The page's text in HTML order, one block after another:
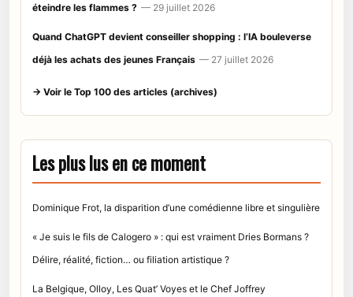
éteindre les flammes ? — 29 juillet 2026
Quand ChatGPT devient conseiller shopping : l’IA bouleverse
déjà les achats des jeunes Français — 27 juillet 2026
→ Voir le Top 100 des articles (archives)
Les plus lus en ce moment
Dominique Frot, la disparition d’une comédienne libre et singulière
« Je suis le fils de Calogero » : qui est vraiment Dries Bormans ?
Délire, réalité, fiction… ou filiation artistique ?
La Belgique, Olloy, Les Quat’ Voyes et le Chef Joffrey